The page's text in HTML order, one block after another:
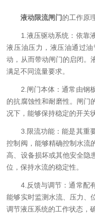
液动限流闸门的工作原
1.液压驱动系统：依靠液
液压油压力，液压油通过
动，从而带动闸门的启闭。
满足不同流量要求。
2.闸门本体：通常由钢板
的抗腐蚀性和耐磨性。闸门
况下，能够保持稳定的开关
3.限流功能：能是其重要
控制阀，能够精确控制水流
高、设备损坏或其他安全隐
位，保持水流的稳定性。
4.反馈与调节：通常配有
能够实时监测水流、压力、
调节液压系统的工作状态，